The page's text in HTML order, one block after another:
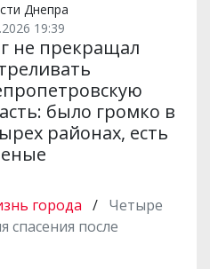
Днепра
19:39
не прекращал
было громко в
районах, есть
города / Четыре
спасения после